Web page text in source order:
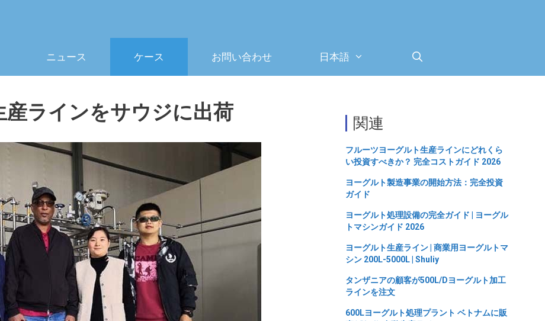
ニュース ケース お問い合わせ 日本語
ラインをサウジに出荷 関連
フルーツヨーグルト生産ラインにどれくら
い投資すべきか？ 完全コストガイド 2026
ヨーグルト製造事業の開始方法：完全投資
ガイド
ヨーグルト処理設備の完全ガイド | ヨーグル
トマシンガイド 2026
ヨーグルト生産ライン | 商業用ヨーグルトマ
シン 200L-5000L | Shuliy
タンザニアの顧客が500L/Dヨーグルト加工
ラインを注文
600Lヨーグルト処理プラント ベトナムに販